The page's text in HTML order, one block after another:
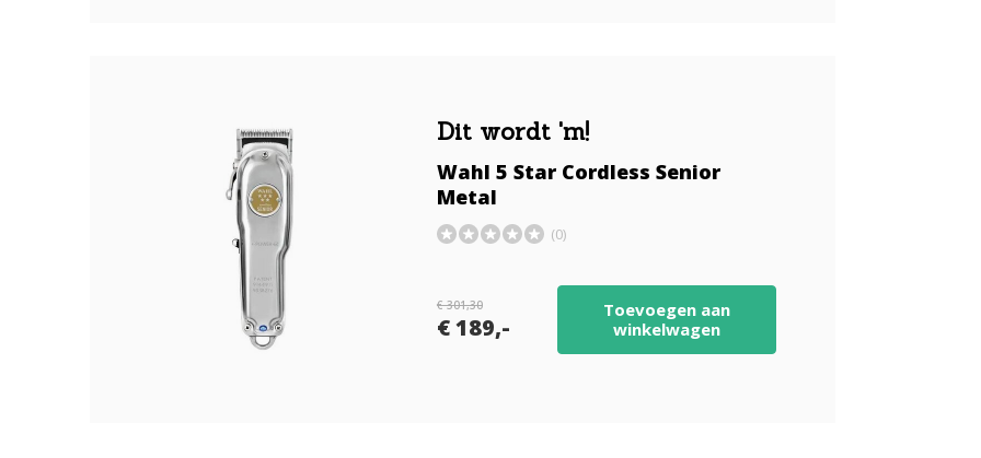
Dit wordt 'm!
Wahl 5 Star Cordless Senior
Metal
(0)
€ 301,30
€ 189,-
Toevoegen aan
winkelwagen